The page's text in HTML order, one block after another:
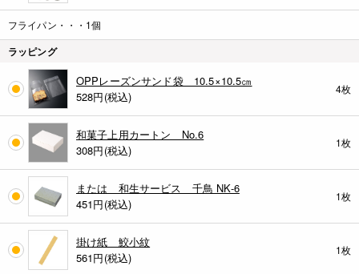
フライパン・・・1個
ラッピング
OPPレーズンサンド袋 10.5×10.5㎝
528円(税込)
4枚
和菓子上用カートン No.6
308円(税込)
1枚
または 和生サービス 千鳥 NK-6
451円(税込)
1枚
掛け紙 鮫小紋
561円(税込)
1枚